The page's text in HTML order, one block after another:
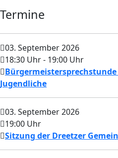
Termine
03. September 2026
18:30 Uhr- 19:00 Uhr
Jugendliche
03. September 2026
19:00 Uhr
Sitzung der Dreetzer